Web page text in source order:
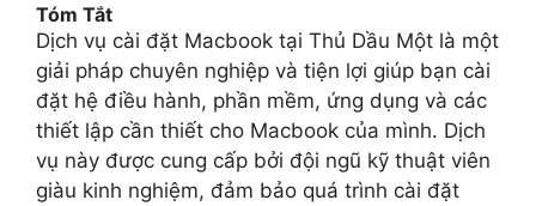
Tóm Tắt
Dịch vụ cài đặt Macbook tại Thủ Dầu Một là một
giải pháp chuyên nghiệp và tiện lợi giúp bạn cài
đặt hệ điều hành, phần mềm, ứng dụng và các
thiết lập cần thiết cho Macbook của mình. Dịch
vụ này được cung cấp bởi đội ngũ kỹ thuật viên
giàu kinh nghiệm, đảm bảo quá trình cài đặt